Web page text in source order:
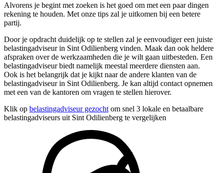
Alvorens je begint met zoeken is het goed om met een paar dingen
rekening te houden. Met onze tips zal je uitkomen bij een betere
partij.
Door je opdracht duidelijk op te stellen zal je eenvoudiger een juiste
belastingadviseur in Sint Odilienberg vinden. Maak dan ook heldere
afspraken over de werkzaamheden die je wilt gaan uitbesteden. Een
belastingadviseur biedt namelijk meestal meerdere diensten aan.
Ook is het belangrijk dat je kijkt naar de andere klanten van de
belastingadviseur in Sint Odilienberg. Je kan altijd contact opnemen
met een van de kantoren om vragen te stellen hierover.
Klik op belastingadviseur gezocht om snel 3 lokale en betaalbare
belastingadviseurs uit Sint Odilienberg te vergelijken